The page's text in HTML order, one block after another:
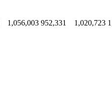
1,056,003 952,331 1,020,723